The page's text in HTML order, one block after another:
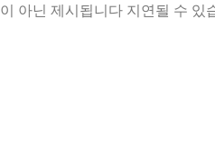
이 아닌 제시됩니다 지연될 수 있